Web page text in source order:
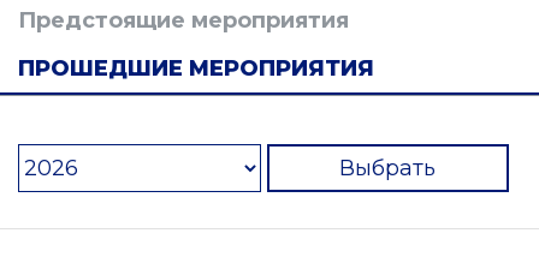
Предстоящие мероприятия
ПРОШЕДШИЕ МЕРОПРИЯТИЯ
Выбрать